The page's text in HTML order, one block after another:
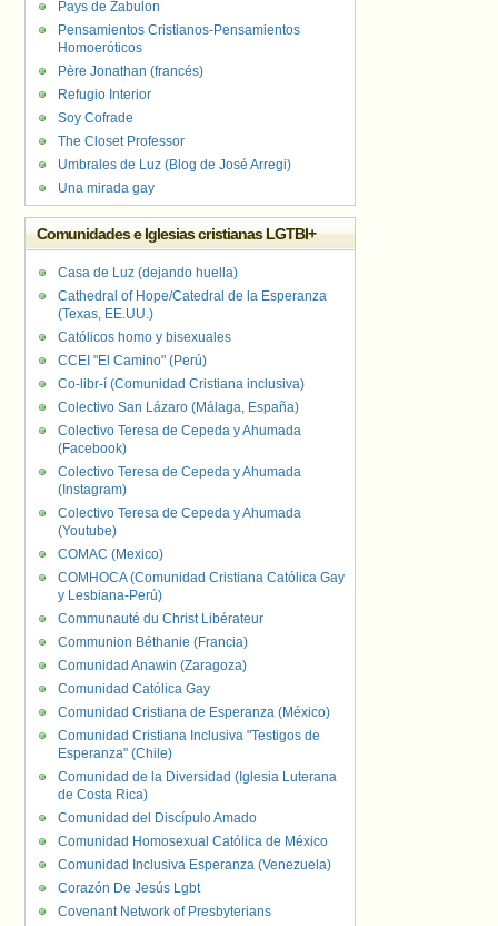
Pays de Zabulon
Pensamientos Cristianos-Pensamientos
Homoeróticos
Père Jonathan (francés)
Refugio Interior
Soy Cofrade
The Closet Professor
Umbrales de Luz (Blog de José Arregi)
Una mirada gay
Comunidades e Iglesias cristianas LGTBI+
Casa de Luz (dejando huella)
Cathedral of Hope/Catedral de la Esperanza
(Texas, EE.UU.)
Católicos homo y bisexuales
CCEI "El Camino" (Perú)
Co-libr-í (Comunidad Cristiana inclusiva)
Colectivo San Lázaro (Málaga, España)
Colectivo Teresa de Cepeda y Ahumada
(Facebook)
Colectivo Teresa de Cepeda y Ahumada
(Instagram)
Colectivo Teresa de Cepeda y Ahumada
(Youtube)
COMAC (Mexico)
COMHOCA (Comunidad Cristiana Católica Gay
y Lesbiana-Perú)
Communauté du Christ Libérateur
Communion Béthanie (Francia)
Comunidad Anawin (Zaragoza)
Comunidad Católica Gay
Comunidad Cristiana de Esperanza (México)
Comunidad Cristiana Inclusiva "Testigos de
Esperanza" (Chile)
Comunidad de la Diversidad (Iglesia Luterana
de Costa Rica)
Comunidad del Discípulo Amado
Comunidad Homosexual Católica de México
Comunidad Inclusiva Esperanza (Venezuela)
Corazón De Jesús Lgbt
Covenant Network of Presbyterians